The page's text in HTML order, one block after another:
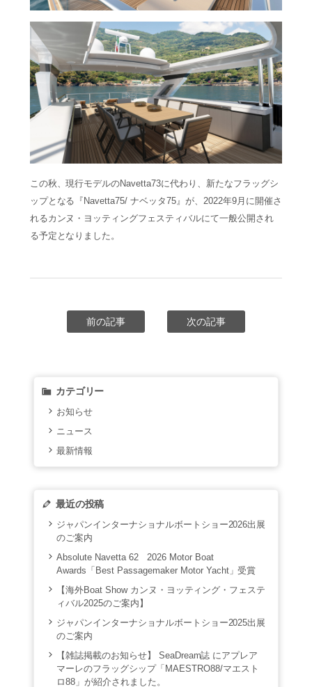
この秋、現行モデルのNavetta73に代わり、新たなフラッグシ
ップとなる『Navetta75/ ナベッタ75』が、2022年9月に開催さ
れるカンヌ・ヨッティングフェスティバルにて一般公開され
る予定となりました。
前の記事 次の記事
カテゴリー
お知らせ
ニュース
最新情報
最近の投稿
ジャパンインターナショナルボートショー2026出展
のご案内
Absolute Navetta 62 2026 Motor Boat
Awards「Best Passagemaker Motor Yacht」受賞
【海外Boat Show カンヌ・ヨッティング・フェステ
ィバル2025のご案内】
ジャパンインターナショナルボートショー2025出展
のご案内
【雑誌掲載のお知らせ】 SeaDream誌 にアプレア
マーレのフラッグシップ「MAESTRO88/マエスト
ロ88」が紹介されました。